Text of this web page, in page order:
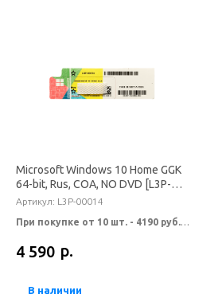
Microsoft Windows 10 Home GGK
64-bit, Rus, COA, NO DVD [L3P-
00014]
Артикул: L3P-00014
При покупке от 10 шт. - 4190 руб.
запросу.
4 590 р.
В наличии